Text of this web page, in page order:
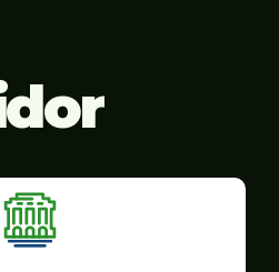
Ilustração
da